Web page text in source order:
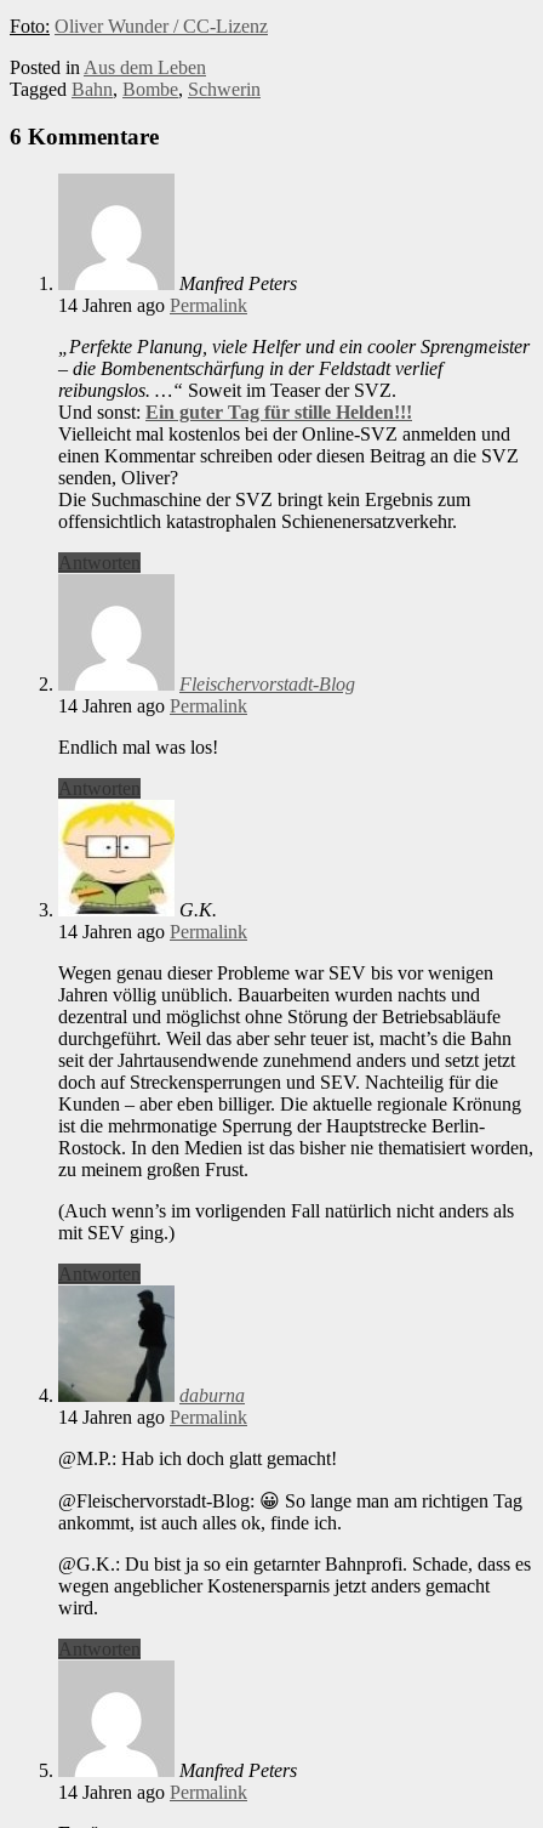
Foto: Oliver Wunder / CC-Lizenz
Posted inAus dem Leben
Tagged Bahn, Bombe, Schwerin
6 Kommentare
Manfred Peters
14 Jahren ago Permalink
„Perfekte Planung, viele Helfer und ein cooler Sprengmeister
– die Bombenentschärfung in der Feldstadt verlief
reibungslos. …“ Soweit im Teaser der SVZ.
Und sonst: Ein guter Tag für stille Helden!!!
Vielleicht mal kostenlos bei der Online-SVZ anmelden und
einen Kommentar schreiben oder diesen Beitrag an die SVZ
senden, Oliver?
Die Suchmaschine der SVZ bringt kein Ergebnis zum
offensichtlich katastrophalen Schienenersatzverkehr.
Antworten
Fleischervorstadt-Blog
14 Jahren ago Permalink
Endlich mal was los!
Antworten
G.K.
14 Jahren ago Permalink
Wegen genau dieser Probleme war SEV bis vor wenigen
Jahren völlig unüblich. Bauarbeiten wurden nachts und
dezentral und möglichst ohne Störung der Betriebsabläufe
durchgeführt. Weil das aber sehr teuer ist, macht’s die Bahn
seit der Jahrtausendwende zunehmend anders und setzt jetzt
doch auf Streckensperrungen und SEV. Nachteilig für die
Kunden – aber eben billiger. Die aktuelle regionale Krönung
ist die mehrmonatige Sperrung der Hauptstrecke Berlin-
Rostock. In den Medien ist das bisher nie thematisiert worden,
zu meinem großen Frust.
(Auch wenn’s im vorligenden Fall natürlich nicht anders als
mit SEV ging.)
Antworten
daburna
14 Jahren ago Permalink
@M.P.: Hab ich doch glatt gemacht!
@Fleischervorstadt-Blog: 😀 So lange man am richtigen Tag
ankommt, ist auch alles ok, finde ich.
@G.K.: Du bist ja so ein getarnter Bahnprofi. Schade, dass es
wegen angeblicher Kostenersparnis jetzt anders gemacht
wird.
Antworten
Manfred Peters
14 Jahren ago Permalink